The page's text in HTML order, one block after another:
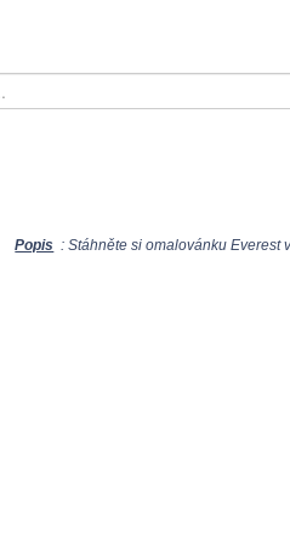
Popis : Stáhněte si omalovánku Everest